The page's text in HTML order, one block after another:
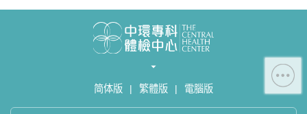
简体版 | 繁體版 | 電腦版
一站式進行全方位檢查。
如果您有任何疑問或需要進一步了
解，請隨時與我們聯繫。謝謝您的支
持！